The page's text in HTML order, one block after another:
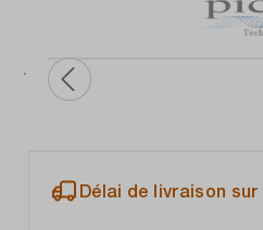
Délai de livraison sur